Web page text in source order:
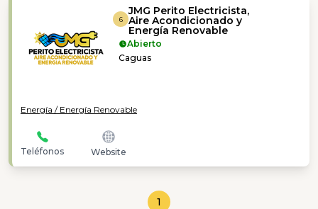
6
JMG Perito Electricista,
Aire Acondicionado y
Energía Renovable
Abierto
Caguas
Energía / Energía Renovable
Teléfonos Website
1